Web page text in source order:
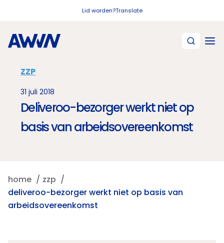
Lid worden?Translate
ZZP
31 juli 2018
Deliveroo-bezorger werkt niet op
basis van arbeidsovereenkomst
home
zzp
deliveroo-bezorger werkt niet op basis van
arbeidsovereenkomst